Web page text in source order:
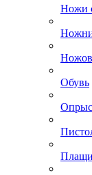
Ножи
Обувь